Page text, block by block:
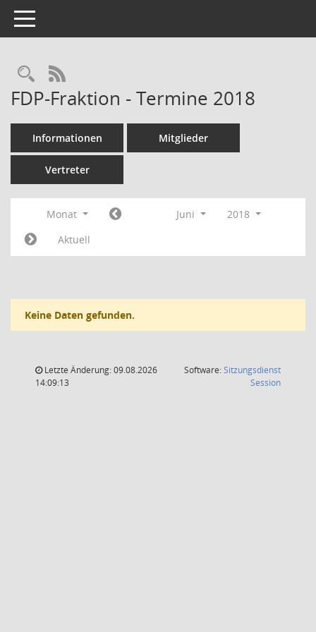
Toggle navigation
Rechercheauswahl
RSS-Feed
FDP-Fraktion - Termine 2018
Informationen Mitglieder
Vertreter
Monat Juni
2018
Aktuell
Keine Daten gefunden.
Letzte Änderung: 09.08.2026
14:09:13
Software:Sitzungsdienst
Session(Wird in